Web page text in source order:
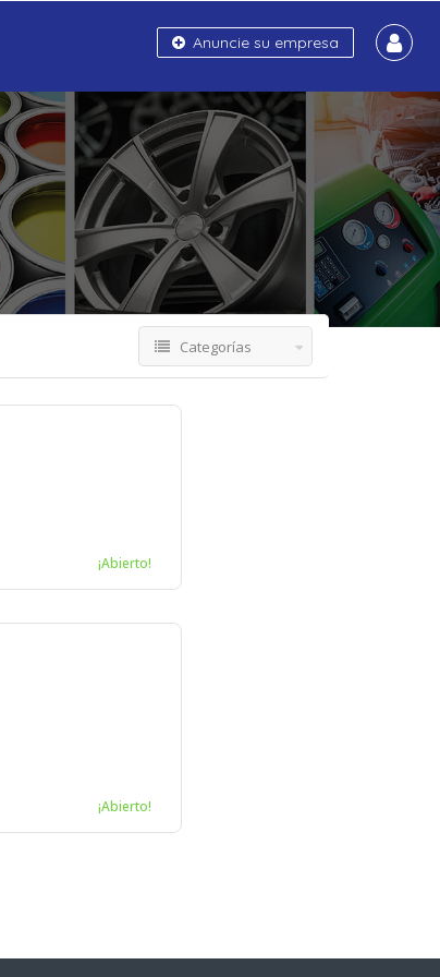
Anuncie su empresa
Categorías
¡Abierto!
¡Abierto!